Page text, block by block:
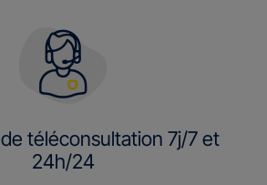
téléconsultation 7j/7 et
24h/24